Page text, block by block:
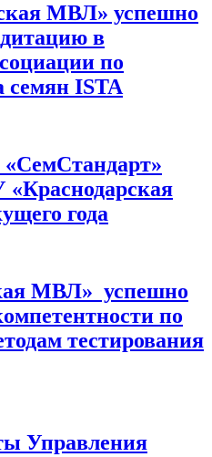
МВЛ» успешно
в
по
семян ISTA
«СемСтандарт»
года
МВЛ» успешно
по
тестирования
Управления